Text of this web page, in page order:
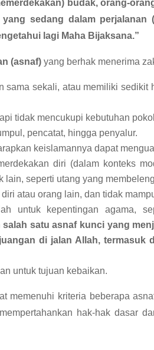
budak, orang-
sedang dalam perjalanan
lagi Maha Bijaksana.”
(asnaf)yang berhak menerima
sekali, atau memiliki sedikit
tidak mencukupi kebutuhan
pencatat, hingga penyalur.
keislamannya dapat
diri (dalam konteks
lain, seperti utang yang
atau orang lain, dan tidak
untuk kepentingan agama,
salah satu asnaf kunci yang
di jalan Allah, termasuk
untuk tujuan kebaikan.
memenuhi kriteria beberapa
hak-hak dasar